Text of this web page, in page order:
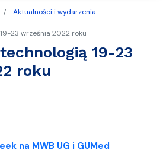
Aktualności i wydarzenia
23 września 2022 roku
19-23
roku
na MWB UG i GUMed